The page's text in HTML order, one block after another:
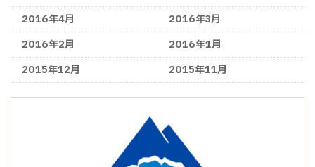
2016年4月
2016年3月
2016年2月
2016年1月
2015年12月
2015年11月